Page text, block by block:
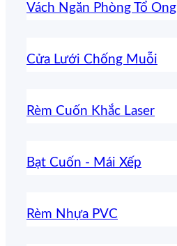
Vách Ngăn Phòng Tổ Ong
Cửa Lưới Chống Muỗi
Rèm Cuốn Khắc Laser
Bạt Cuốn - Mái Xếp
Rèm Nhựa PVC